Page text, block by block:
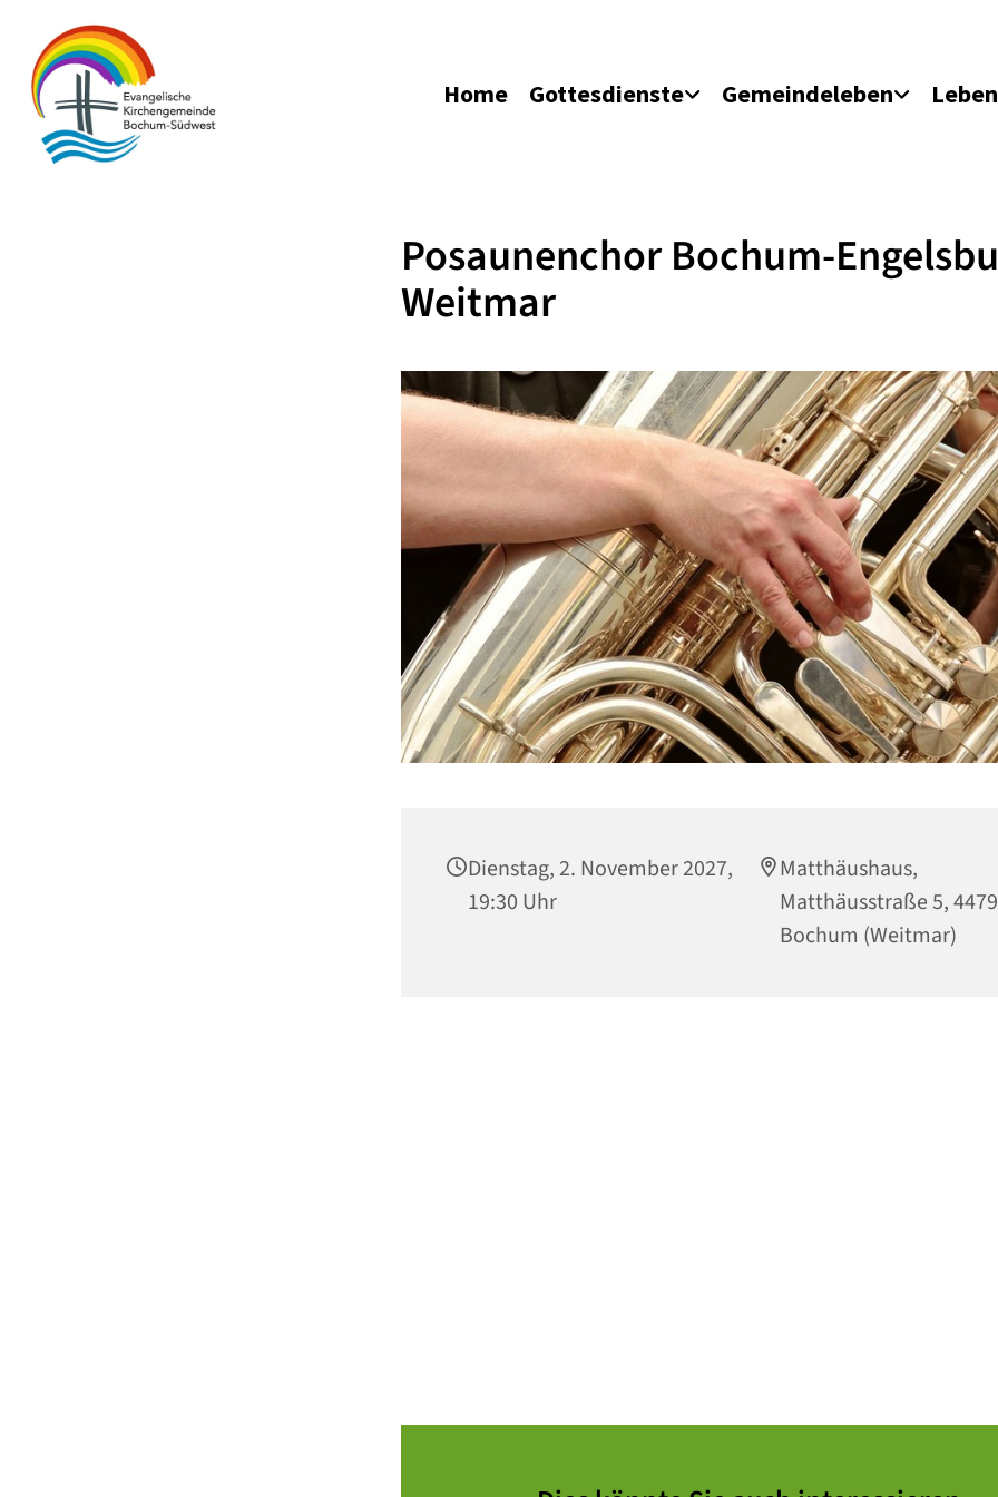
Home Gottesdienste Gemeindeleben
Posaunenchor Bochum-
Weitmar
Dienstag, 2. November 2027,
19:30 Uhr
Matthäushaus,
Matthäusstraße 5,
Bochum (Weitmar)